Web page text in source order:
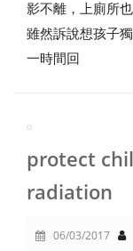
影不離，上廁所
雖然訴說想孩子
一時間回
protect
radiation
06/03/2017